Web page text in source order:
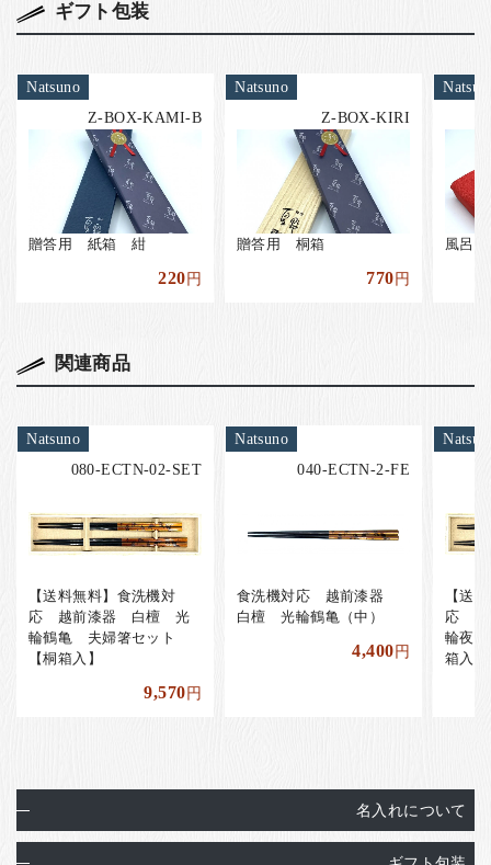
ギフト包装
Natsuno
Z-BOX-KAMI-B
贈答用 紙箱 紺
220円
Natsuno
Z-BOX-KIRI
贈答用 桐箱
770円
風呂
関連商品
Natsuno
080-ECTN-02-SET
【送料無料】食洗機対
応 越前漆器 白檀 光
輪鶴亀 夫婦箸セット
【桐箱入】
9,570円
Natsuno
040-ECTN-2-FE
食洗機対応 越前漆器
白檀 光輪鶴亀（中）
4,400円
【送
応 越
輪夜
箱入】
名入れについて